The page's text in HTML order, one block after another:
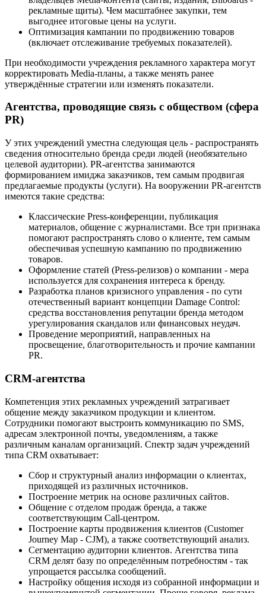
рекламные щиты). Чем масштабнее закупки, тем
выгоднее итоговые цены на услуги.
Оптимизация кампании по продвижению товаров
(включает отслеживание требуемых показателей).
При необходимости учреждения рекламного характера могут
корректировать Media-планы, а также менять ранее
утверждённые стратегии или изменять показатели.
Агентства, проводящие связь с обществом (сфера
PR)
У этих учреждений уместна следующая цель - распространять
сведения относительно бренда среди людей (необязательно
целевой аудитории). PR-агентства занимаются
формированием имиджа заказчиков, тем самым продвигая
предлагаемые продукты (услуги). На вооружении PR-агентств
имеются такие средства:
Классические Press-конференции, публикация
материалов, общение с журналистами. Все три признака
помогают распространять слово о клиенте, тем самым
обеспечивая успешную кампанию по продвижению
товаров.
Оформление статей (Press-релизов) о компании - мера
используется для сохранения интереса к бренду.
Разработка планов кризисного управления - по сути
отечественный вариант концепции Damage Control:
средства восстановления репутации бренда методом
урегулирования скандалов или финансовых неудач.
Проведение мероприятий, направленных на
просвещение, благотворительность и прочие кампании
PR.
CRM-агентства
Компетенция этих рекламных учреждений затрагивает
общение между заказчиком продукции и клиентом.
Сотрудники помогают выстроить коммуникацию по SMS,
адресам электронной почты, уведомлениям, а также
различным каналам организаций. Спектр задач учреждений
типа CRM охватывает:
Сбор и структурный анализ информации о клиентах,
приходящей из различных источников.
Построение метрик на основе различных сайтов.
Общение с отделом продаж бренда, а также
соответствующим Call-центром.
Построение карты продвижения клиентов (Customer
Journey Map - CJM), а также соответствующий анализ.
Сегментацию аудитории клиентов. Агентства типа
CRM делят базу по определённым потребностям - так
упрощается рассылка сообщений.
Настройку общения исходя из собранной информации и